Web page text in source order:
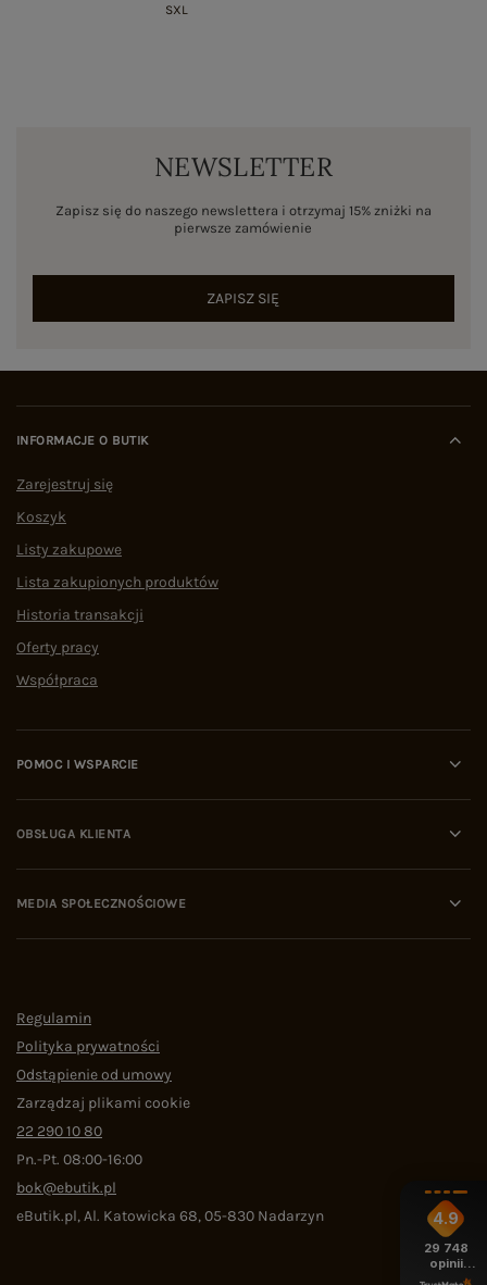
SXL
NEWSLETTER
Zapisz się do naszego newslettera i otrzymaj 15% zniżki na
pierwsze zamówienie
ZAPISZ SIĘ
INFORMACJE O BUTIK
Zarejestruj się
Koszyk
Listy zakupowe
Lista zakupionych produktów
Historia transakcji
Oferty pracy
Współpraca
POMOC I WSPARCIE
OBSŁUGA KLIENTA
MEDIA SPOŁECZNOŚCIOWE
Regulamin
Polityka prywatności
Odstąpienie od umowy
Zarządzaj plikami cookie
22 290 10 80
Pn.-Pt. 08:00-16:00
bok@ebutik.pl
eButik.pl,Al. Katowicka 68,05-830 Nadarzyn 4.9
29 748
opinii
z całego